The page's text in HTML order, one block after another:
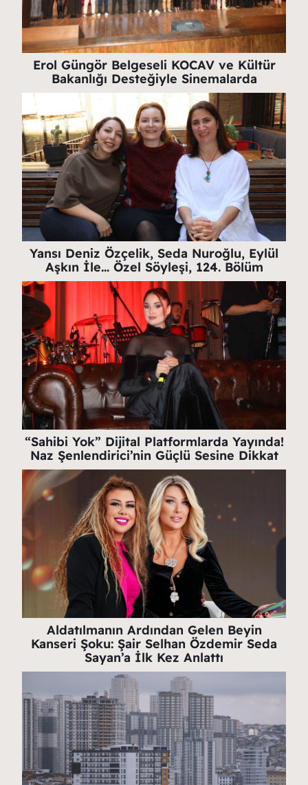
Erol Güngör Belgeseli KOCAV ve Kültür
Bakanlığı Desteğiyle Sinemalarda
Yansı Deniz Özçelik, Seda Nuroğlu, Eylül
Aşkın İle… Özel Söyleşi, 124. Bölüm
“Sahibi Yok” Dijital Platformlarda Yayında!
Naz Şenlendirici’nin Güçlü Sesine Dikkat
Aldatılmanın Ardından Gelen Beyin
Kanseri Şoku: Şair Selhan Özdemir Seda
Sayan’a İlk Kez Anlattı